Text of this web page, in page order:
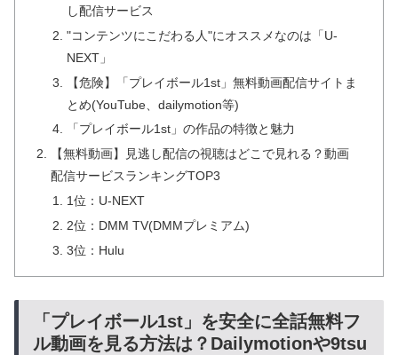
し配信サービス
"コンテンツにこだわる人"にオススメなのは「U-
NEXT」
【危険】「プレイボール1st」無料動画配信サイトま
とめ(YouTube、dailymotion等)
「プレイボール1st」の作品の特徴と魅力
【無料動画】見逃し配信の視聴はどこで見れる？動画
配信サービスランキングTOP3
1位：U-NEXT
2位：DMM TV(DMMプレミアム)
3位：Hulu
「プレイボール1st」を安全に全話無料フ
ル動画を見る方法は？Dailymotionや9tsu